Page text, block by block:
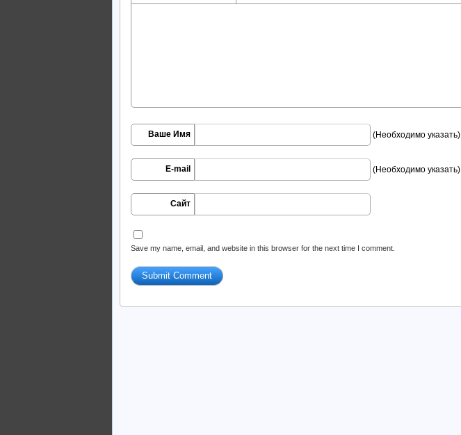
Ваше Имя (Необходимо указать)
E-mail (Необходимо указать)
Сайт
Save my name, email, and website in this browser for the next time I comment.